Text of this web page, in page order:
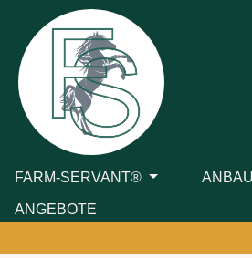
Hauptinhalt springen
Zur Suche springen
Zur Hauptnavigation springen
FARM-SERVANT®
ANGEBOTE